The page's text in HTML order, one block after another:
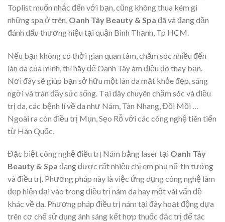
Toplist muốn nhắc đến với bạn, cũng không thua kém gì
những spa ở trên, Oanh Tây Beauty & Spa đã và đang dần
đánh dấu thương hiệu tại quận Bình Thạnh, Tp HCM.
Nếu bạn không có thời gian quan tâm, chăm sóc nhiều đến
làn da của mình, thì hãy để Oanh Tâyàm điều đó thay bạn.
Nơi đây sẽ giúp bạn sở hữu một làn da mặt khỏe đẹp, sáng
ngời và tràn đầy sức sống. Tại đây chuyên chăm sóc và điều
trị da, các bệnh lí về da như Nám, Tàn Nhang, Đồi Mồi …
Ngoài ra còn điều trị Mụn, Sẹo Rỗ với các công nghệ tiên tiến
từ Hàn Quốc.
Đặc biệt công nghệ điều trị Nám bằng laser tại Oanh Tây
Beauty & Spa đang được rất nhiều chị em phụ nữ tin tưởng
và điều trị. Phương pháp này là việc ứng dụng công nghệ làm
đẹp hiện đại vào trong điều trị nám da hay một vài vấn đề
khác về da. Phương pháp điều trị nám tại đây hoạt động dựa
trên cơ chế sử dụng ánh sáng kết hợp thuốc đặc trị để tác